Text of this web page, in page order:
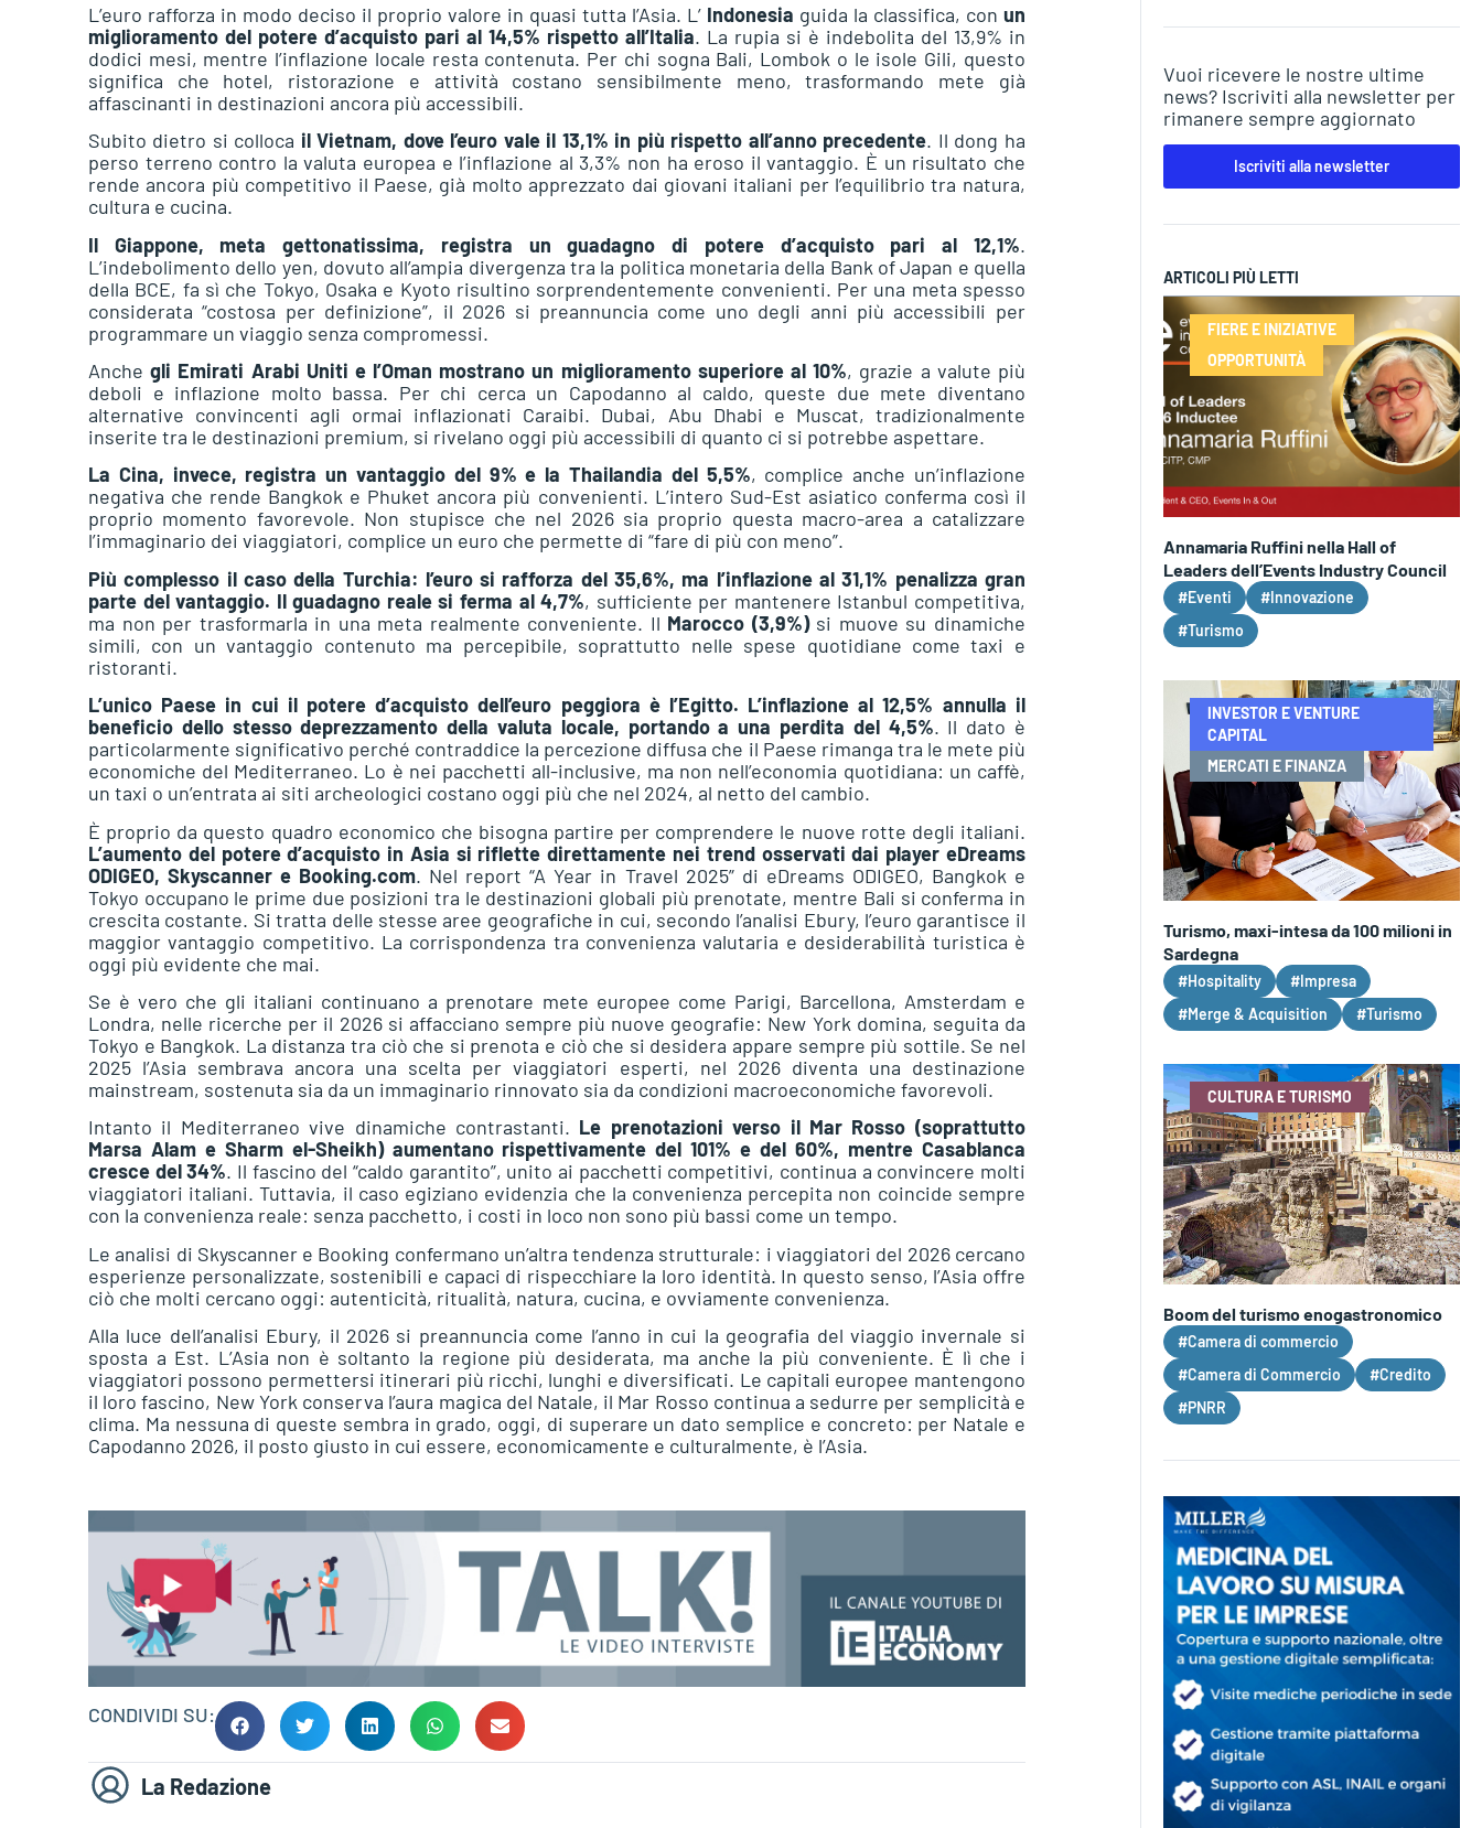
L’euro rafforza in modo deciso il proprio valore in quasi tutta l’Asia. L’ Indonesia guida la classifica, con un
miglioramento del potere d’acquisto pari al 14,5% rispetto all’Italia. La rupia si è indebolita del 13,9% in
dodici mesi, mentre l’inflazione locale resta contenuta. Per chi sogna Bali, Lombok o le isole Gili, questo
significa che hotel, ristorazione e attività costano sensibilmente meno, trasformando mete già
affascinanti in destinazioni ancora più accessibili.
Subito dietro si colloca il Vietnam, dove l’euro vale il 13,1% in più rispetto all’anno precedente. Il dong ha
perso terreno contro la valuta europea e l’inflazione al 3,3% non ha eroso il vantaggio. È un risultato che
rende ancora più competitivo il Paese, già molto apprezzato dai giovani italiani per l’equilibrio tra natura,
cultura e cucina.
Il Giappone, meta gettonatissima, registra un guadagno di potere d’acquisto pari al 12,1%.
L’indebolimento dello yen, dovuto all’ampia divergenza tra la politica monetaria della Bank of Japan e quella
della BCE, fa sì che Tokyo, Osaka e Kyoto risultino sorprendentemente convenienti. Per una meta spesso
considerata “costosa per definizione”, il 2026 si preannuncia come uno degli anni più accessibili per
programmare un viaggio senza compromessi.
Anchegli Emirati Arabi Uniti e l’Oman mostrano un miglioramento superiore al 10%, grazie a valute più
deboli e inflazione molto bassa. Per chi cerca un Capodanno al caldo, queste due mete diventano
alternative convincenti agli ormai inflazionati Caraibi. Dubai, Abu Dhabi e Muscat, tradizionalmente
inserite tra le destinazioni premium, si rivelano oggi più accessibili di quanto ci si potrebbe aspettare.
La Cina, invece, registra un vantaggio del 9% e la Thailandia del 5,5%, complice anche un’inflazione
negativa che rende Bangkok e Phuket ancora più convenienti. L’intero Sud-Est asiatico conferma così il
proprio momento favorevole. Non stupisce che nel 2026 sia proprio questa macro-area a catalizzare
l’immaginario dei viaggiatori, complice un euro che permette di “fare di più con meno”.
Più complesso il caso della Turchia: l’euro si rafforza del 35,6%, ma l’inflazione al 31,1% penalizza gran
parte del vantaggio. Il guadagno reale si ferma al 4,7%, sufficiente per mantenere Istanbul competitiva,
ma non per trasformarla in una meta realmente conveniente. Il Marocco (3,9%)si muove su dinamiche
simili, con un vantaggio contenuto ma percepibile, soprattutto nelle spese quotidiane come taxi e
ristoranti.
L’unico Paese in cui il potere d’acquisto dell’euro peggiora è l’Egitto. L’inflazione al 12,5% annulla il
beneficio dello stesso deprezzamento della valuta locale, portando a una perdita del 4,5%. Il dato è
particolarmente significativo perché contraddice la percezione diffusa che il Paese rimanga tra le mete più
economiche del Mediterraneo. Lo è nei pacchetti all-inclusive, ma non nell’economia quotidiana: un caffè,
un taxi o un’entrata ai siti archeologici costano oggi più che nel 2024, al netto del cambio.
È proprio da questo quadro economico che bisogna partire per comprendere le nuove rotte degli italiani.
L’aumento del potere d’acquisto in Asia si riflette direttamente nei trend osservati dai player eDreams
ODIGEO, Skyscanner e Booking.com. Nel report “A Year in Travel 2025” di eDreams ODIGEO, Bangkok e
Tokyo occupano le prime due posizioni tra le destinazioni globali più prenotate, mentre Bali si conferma in
crescita costante. Si tratta delle stesse aree geografiche in cui, secondo l’analisi Ebury, l’euro garantisce il
maggior vantaggio competitivo. La corrispondenza tra convenienza valutaria e desiderabilità turistica è
oggi più evidente che mai.
Se è vero che gli italiani continuano a prenotare mete europee come Parigi, Barcellona, Amsterdam e
Londra, nelle ricerche per il 2026 si affacciano sempre più nuove geografie: New York domina, seguita da
Tokyo e Bangkok. La distanza tra ciò che si prenota e ciò che si desidera appare sempre più sottile. Se nel
2025 l’Asia sembrava ancora una scelta per viaggiatori esperti, nel 2026 diventa una destinazione
mainstream, sostenuta sia da un immaginario rinnovato sia da condizioni macroeconomiche favorevoli.
Intanto il Mediterraneo vive dinamiche contrastanti. Le prenotazioni verso il Mar Rosso (soprattutto
Marsa Alam e Sharm el-Sheikh) aumentano rispettivamente del 101% e del 60%, mentre Casablanca
cresce del 34%. Il fascino del “caldo garantito”, unito ai pacchetti competitivi, continua a convincere molti
viaggiatori italiani. Tuttavia, il caso egiziano evidenzia che la convenienza percepita non coincide sempre
con la convenienza reale: senza pacchetto, i costi in loco non sono più bassi come un tempo.
Le analisi di Skyscanner e Booking confermano un’altra tendenza strutturale: i viaggiatori del 2026 cercano
esperienze personalizzate, sostenibili e capaci di rispecchiare la loro identità. In questo senso, l’Asia offre
ciò che molti cercano oggi: autenticità, ritualità, natura, cucina, e ovviamente convenienza.
Alla luce dell’analisi Ebury, il 2026 si preannuncia come l’anno in cui la geografia del viaggio invernale si
sposta a Est. L’Asia non è soltanto la regione più desiderata, ma anche la più conveniente. È lì che i
viaggiatori possono permettersi itinerari più ricchi, lunghi e diversificati. Le capitali europee mantengono
il loro fascino, New York conserva l’aura magica del Natale, il Mar Rosso continua a sedurre per semplicità e
clima. Ma nessuna di queste sembra in grado, oggi, di superare un dato semplice e concreto: per Natale e
Capodanno 2026, il posto giusto in cui essere, economicamente e culturalmente, è l’Asia.
CONDIVIDI SU:
La Redazione
Vuoi ricevere le nostre ultime
news? Iscriviti alla newsletter per
rimanere sempre aggiornato
Iscriviti alla newsletter
ARTICOLI PIÙ LETTI
FIERE E INIZIATIVE
OPPORTUNITÀ
Annamaria Ruffini nella Hall of
Leaders dell’Events Industry Council
#Eventi
#Innovazione
#Turismo
INVESTOR E VENTURE
CAPITAL
MERCATI E FINANZA
Turismo, maxi-intesa da 100 milioni in
Sardegna
#Hospitality
#Impresa
#Merge & Acquisition
#Turismo
CULTURA E TURISMO
Boom del turismo enogastronomico
#Camera di commercio
#Camera di Commercio
#Credito
#PNRR